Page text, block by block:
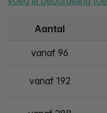
Aantal
vanaf 96
vanaf 192